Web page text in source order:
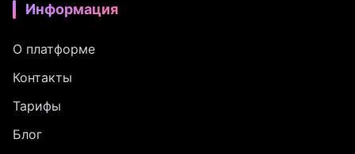
Информация
О платформе
Контакты
Тарифы
Блог